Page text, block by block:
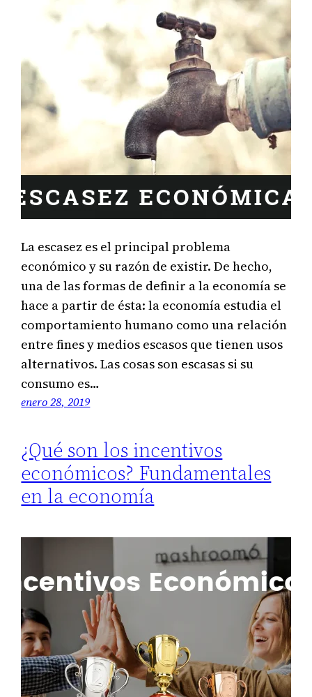
La escasez es el principal problema
económico y su razón de existir. De hecho,
una de las formas de definir a la economía se
hace a partir de ésta: la economía estudia el
comportamiento humano como una relación
entre fines y medios escasos que tienen usos
alternativos. Las cosas son escasas si su
consumo es…
enero 28, 2019
¿Qué son los incentivos
económicos? Fundamentales
en la economía